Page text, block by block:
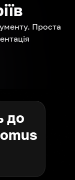
Проста
до